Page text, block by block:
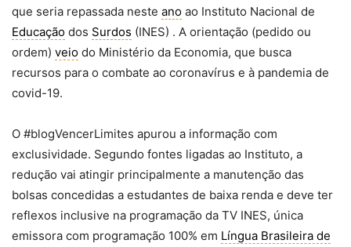
que seria repassada neste ano ao Instituto Nacional de
Educação dos Surdos (INES) . A orientação (pedido ou
ordem) veio do Ministério da Economia, que busca
recursos para o combate ao coronavírus e à pandemia de
covid-19.
O #blogVencerLimites apurou a informação com
exclusividade. Segundo fontes ligadas ao Instituto, a
redução vai atingir principalmente a manutenção das
bolsas concedidas a estudantes de baixa renda e deve ter
reflexos inclusive na programação da TV INES, única
emissora com programação 100% em Língua Brasileira de